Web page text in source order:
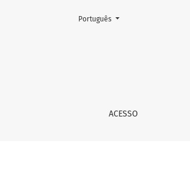
Análise dos comentários
ACESSO
Mudar o idioma. O atual é:
Português